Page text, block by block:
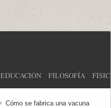
EDUCACIÓN FILOSOFÍA
Cómo se fabrica una vacuna